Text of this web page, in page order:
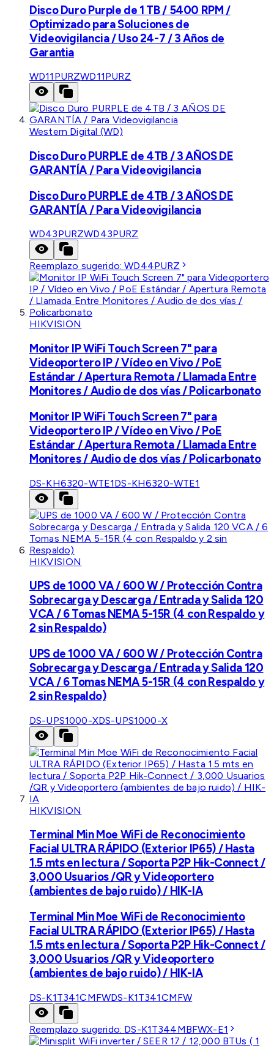
Disco Duro Purple de 1 TB / 5400 RPM /
Optimizado para Soluciones de
Videovigilancia / Uso 24-7 / 3 Años de
Garantia
WD11PURZWD11PURZ
Western Digital (WD)
Disco Duro PURPLE de 4TB / 3 AÑOS DE
GARANTÍA / Para Videovigilancia
Disco Duro PURPLE de 4TB / 3 AÑOS DE
GARANTÍA / Para Videovigilancia
WD43PURZWD43PURZ
Reemplazo sugerido:WD44PURZ
HIKVISION
Monitor IP WiFi Touch Screen 7" para
Videoportero IP / Vídeo en Vivo / PoE
Estándar / Apertura Remota / Llamada Entre
Monitores / Audio de dos vías / Policarbonato
Monitor IP WiFi Touch Screen 7" para
Videoportero IP / Vídeo en Vivo / PoE
Estándar / Apertura Remota / Llamada Entre
Monitores / Audio de dos vías / Policarbonato
DS-KH6320-WTE1DS-KH6320-WTE1
HIKVISION
UPS de 1000 VA / 600 W / Protección Contra
Sobrecarga y Descarga / Entrada y Salida 120
VCA / 6 Tomas NEMA 5-15R (4 con Respaldo y
2 sin Respaldo)
UPS de 1000 VA / 600 W / Protección Contra
Sobrecarga y Descarga / Entrada y Salida 120
VCA / 6 Tomas NEMA 5-15R (4 con Respaldo y
2 sin Respaldo)
DS-UPS1000-XDS-UPS1000-X
HIKVISION
Terminal Min Moe WiFi de Reconocimiento
Facial ULTRA RÁPIDO (Exterior IP65) / Hasta
1.5 mts en lectura / Soporta P2P Hik-Connect /
3,000 Usuarios /QR y Videoportero
(ambientes de bajo ruido) / HIK-IA
Terminal Min Moe WiFi de Reconocimiento
Facial ULTRA RÁPIDO (Exterior IP65) / Hasta
1.5 mts en lectura / Soporta P2P Hik-Connect /
3,000 Usuarios /QR y Videoportero
(ambientes de bajo ruido) / HIK-IA
DS-K1T341CMFWDS-K1T341CMFW
Reemplazo sugerido: DS-K1T344MBFWX-E1